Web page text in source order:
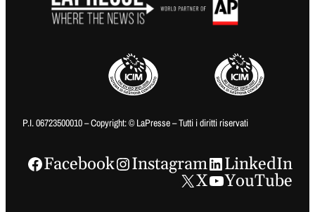
P.I. 06723500010 – Copyright: © LaPresse – Tutti i diritti riservati
Facebook Instagram
LinkedIn
X
YouTube